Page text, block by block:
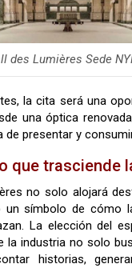
des Lumières Sede
la cita será una
una óptica
de presentar y
que trasciende
no solo alojará
un símbolo de cómo
La elección del
la industria no solo
historias,